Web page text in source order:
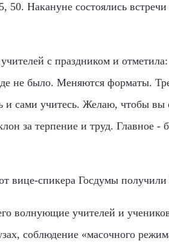
Накануне состоялись
с праздником и
не было. Меняются форматы.
сами учитесь. Желаю, чтобы вы
за терпение и труд. Главное -
вице-спикера Госдумы получили
волнующие учителей и
соблюдение «масочного